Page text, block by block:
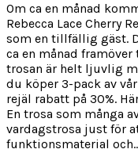
Om ca en månad
Rebecca Lace Cherry
som en tillfällig gäst.
ca en månad
trosan är helt ljuvlig
du köper 3-pack av
rejäl rabatt på 30%.
En trosa som många
vardagstrosa just för
funktionsmaterial